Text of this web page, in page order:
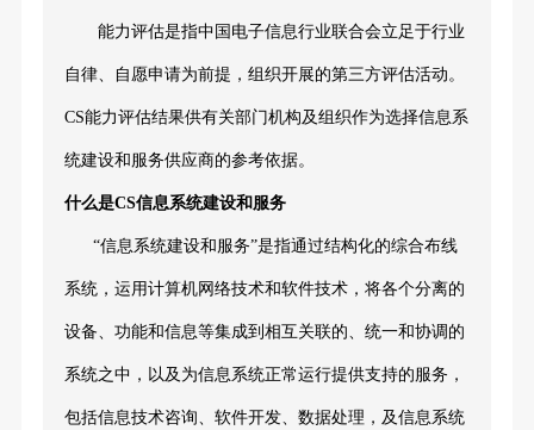
能力评估是指中国电子信息行业联合会立足于行业
自律、自愿申请为前提，组织开展的第三方评估活动。
CS能力评估结果供有关部门机构及组织作为选择信息系
统建设和服务供应商的参考依据。
什么是CS信息系统建设和服务
“信息系统建设和服务”是指通过结构化的综合布线
系统，运用计算机网络技术和软件技术，将各个分离的
设备、功能和信息等集成到相互关联的、统一和协调的
系统之中，以及为信息系统正常运行提供支持的服务，
包括信息技术咨询、软件开发、数据处理，及信息系统